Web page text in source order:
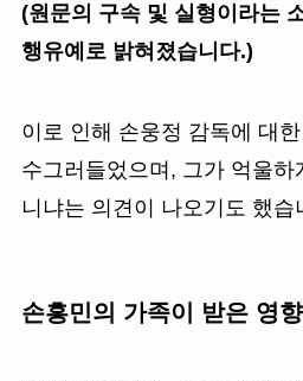
(원문의 구속 및 실형이라는
행유예로 밝혀졌습니다.)
이로 인해 손웅정 감독에 대
수그러들었으며, 그가 억울
니냐는 의견이 나오기도 했습
손흥민의 가족이 받은 영향